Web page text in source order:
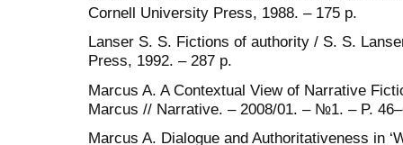
Cornell University Press, 1988. – 175 p.
Lanser S. S. Fictions of authority / S. S.
Press, 1992. – 287 p.
Marcus A. A Contextual View of Narrative
Marcus // Narrative. – 2008/01. – №1. – P.
Marcus A. Dialogue and Authoritativeness in